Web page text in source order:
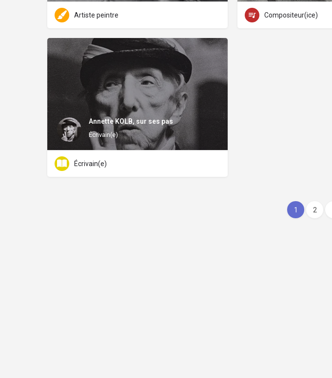
Artiste peintre Compositeur(ice)
Annette KOLB, sur ses pas
Écrivain(e)
Écrivain(e)
1 2